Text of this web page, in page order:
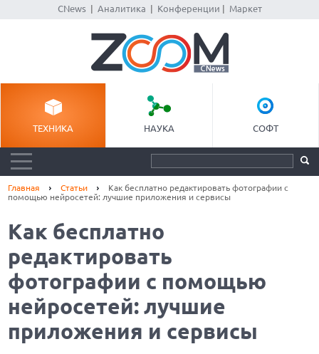
CNews| Аналитика Конференции Маркет
ТЕХНИКА НАУКА СОФТ
Главная Статьи
Как бесплатно редактировать фотографии с
помощью нейросетей: лучшие приложения и сервисы
Как бесплатно
редактировать
фотографии с помощью
нейросетей: лучшие
приложения и сервисы